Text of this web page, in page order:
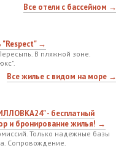
Все отели с бассейном →
"Respect" →
В пляжной зоне.
Все жилье с видом на море →
- бесплатный
и бронирование жилья! →
Только надежные базы
Сопровождение.